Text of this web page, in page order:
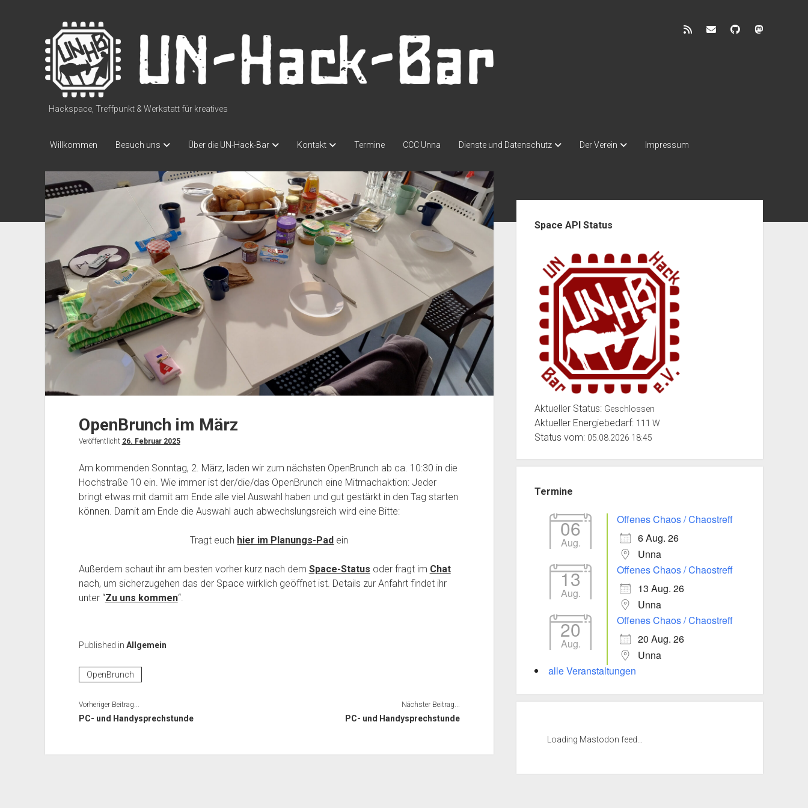
UN-
Hack-
Bar
Hackspace, Treffpunkt & Werkstatt für kreatives
discuss@lists.unhb.de
githubmastodon
Willkommen Besuch uns Über die UN-Hack-Bar Kontakt Termine CCC Unna Dienste und Datenschutz Der Verein Impressum
OpenBrunch im März
Veröffentlicht 26. Februar 2025
Am kommenden Sonntag, 2. März, laden wir zum nächsten OpenBrunch ab ca. 10:30 in die
Hochstraße 10 ein. Wie immer ist der/die/das OpenBrunch eine Mitmachaktion: Jeder
bringt etwas mit damit am Ende alle viel Auswahl haben und gut gestärkt in den Tag starten
können. Damit am Ende die Auswahl auch abwechslungsreich wird eine Bitte:
Tragt euch hier im Planungs-Pad ein
Außerdem schaut ihr am besten vorher kurz nach dem Space-Status oder fragt im Chat
nach, um sicherzugehen das der Space wirklich geöffnet ist. Details zur Anfahrt findet ihr
unter “Zu uns kommen“.
Published in Allgemein
OpenBrunch
Vorheriger Beitrag...
PC- und Handysprechstunde
Nächster Beitrag...
PC- und Handysprechstunde
Space API Status
Aktueller Status: Geschlossen
Aktueller Energiebedarf: 111 W
Status vom: 05.08.2026 18:45
Termine
06
Aug.
Offenes Chaos / Chaostreff
6 Aug. 26
Unna
13
Aug.
Offenes Chaos / Chaostreff
13 Aug. 26
Unna
20
Aug.
Offenes Chaos / Chaostreff
20 Aug. 26
Unna
alle Veranstaltungen
Loading Mastodon feed...